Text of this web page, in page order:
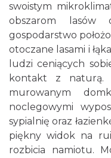
swoistym
obszarom lasów
gospodarstwo
otoczane lasami i
ludzi ceniących
kontakt z naturą.
murowanym
noclegowymi
sypialnię oraz
piękny widok na
rozbicia namiotu.